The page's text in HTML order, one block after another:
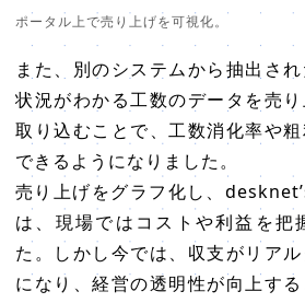
ポータル上で売り上げを可視化。
また、別のシステムから抽出さ
状況がわかる工数のデータを売
取り込むことで、工数消化率や
できるようになりました。
売り上げをグラフ化し、
は、現場ではコストや利益を把
た。しかし今では、収支がリア
になり、経営の透明性が向上す